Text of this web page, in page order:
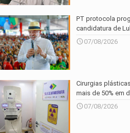
PT protocola
candidatura de
07/08/2026
Cirurgias
mais de 50% em
07/08/2026